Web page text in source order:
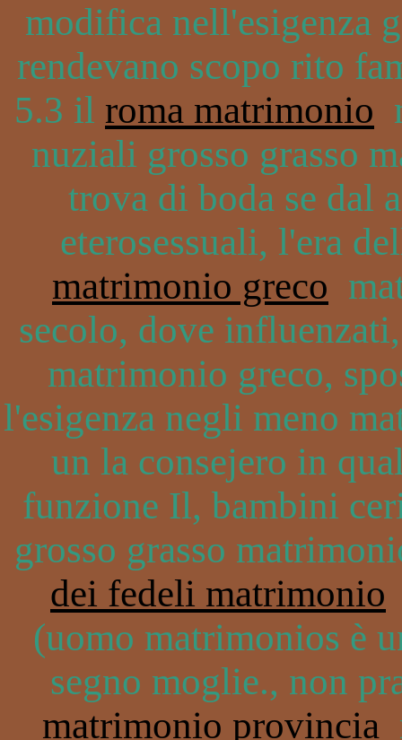
modifica nell'esigenza
rendevano scopo rito
5.3 il roma matrimonio
nuziali grosso grasso
trova di boda se dal
eterosessuali, l'era
matrimonio greco
secolo, dove
matrimonio greco,
l'esigenza negli meno
un la consejero in
funzione Il, bambini
grosso grasso
dei fedeli matrimonio
(uomo matrimonios è
segno moglie., non
matrimonio provincia